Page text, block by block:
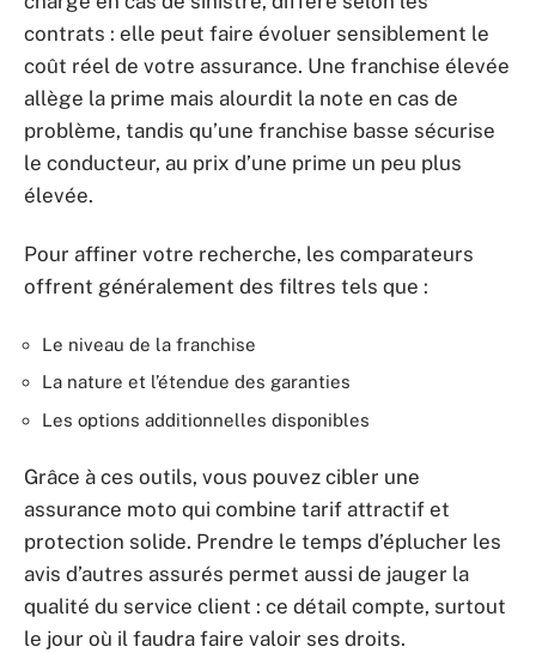
contrats : elle peut faire évoluer sensiblement le
coût réel de votre assurance. Une franchise élevée
allège la prime mais alourdit la note en cas de
problème, tandis qu’une franchise basse sécurise
le conducteur, au prix d’une prime un peu plus
élevée.
Pour affiner votre recherche, les comparateurs
offrent généralement des filtres tels que :
Le niveau de la franchise
La nature et l’étendue des garanties
Les options additionnelles disponibles
Grâce à ces outils, vous pouvez cibler une
assurance moto qui combine tarif attractif et
protection solide. Prendre le temps d’éplucher les
avis d’autres assurés permet aussi de jauger la
qualité du service client : ce détail compte, surtout
le jour où il faudra faire valoir ses droits.